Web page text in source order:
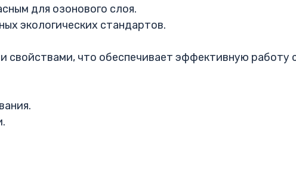
для озонового слоя.
экологических стандартов.
что обеспечивает эффективную работу